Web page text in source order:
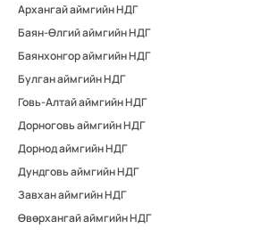
Архангай аймгийн НДГ
Баян-Өлгий аймгийн НДГ
Баянхонгор аймгийн НДГ
Булган аймгийн НДГ
Говь-Алтай аймгийн НДГ
Дорноговь аймгийн НДГ
Дорнод аймгийн НДГ
Дундговь аймгийн НДГ
Завхан аймгийн НДГ
Өвөрхангай аймгийн НДГ